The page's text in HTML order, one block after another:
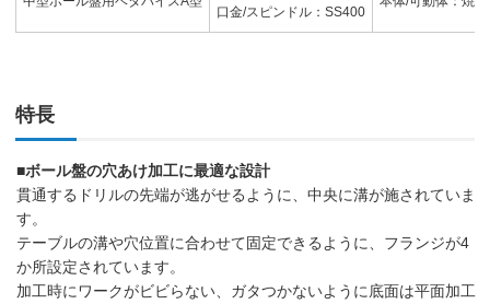
口金/スピンドル：SS400
特長
■ボール盤の穴あけ加工に最適な設計
貫通するドリルの先端が逃がせるように、中央に溝が施されていま
す。
テーブルの溝や穴位置に合わせて固定できるように、フランジが4
か所設定されています。
加工時にワークがビビらない、ガタつかないように底面は平面加工